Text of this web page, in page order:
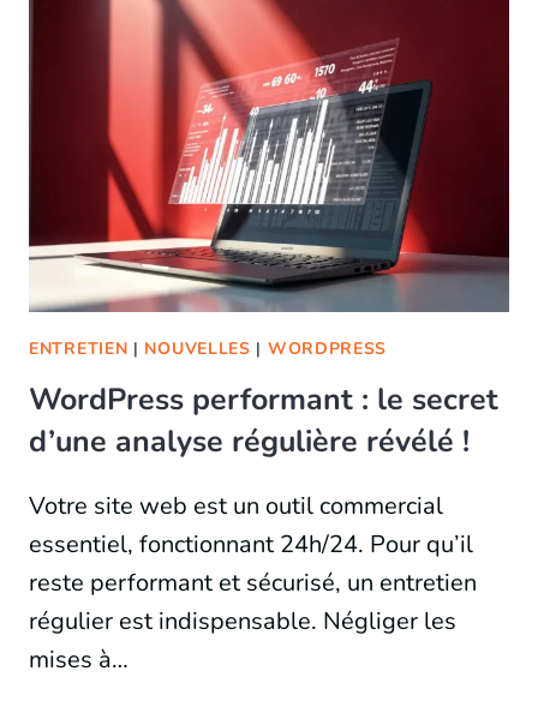
ENTRETIEN | NOUVELLES | WORDPRESS
WordPress performant : le secret
d’une analyse régulière révélé !
Votre site web est un outil commercial
essentiel, fonctionnant 24h/24. Pour qu’il
reste performant et sécurisé, un entretien
régulier est indispensable. Négliger les
mises à…